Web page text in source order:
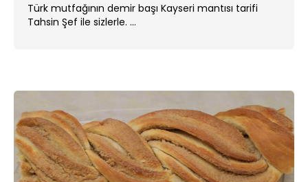
Türk mutfağının demir başı Kayseri mantısı tarifi
Tahsin Şef ile sizlerle. ...